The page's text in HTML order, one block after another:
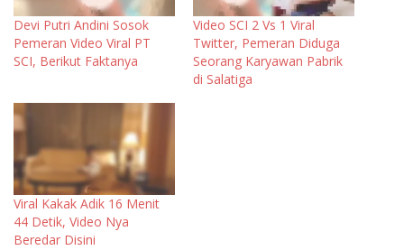
Devi Putri Andini Sosok
Pemeran Video Viral PT
SCI, Berikut Faktanya
Video SCI 2 Vs 1 Viral
Twitter, Pemeran Diduga
Seorang Karyawan Pabrik
di Salatiga
Viral Kakak Adik 16 Menit
44 Detik, Video Nya
Beredar Disini